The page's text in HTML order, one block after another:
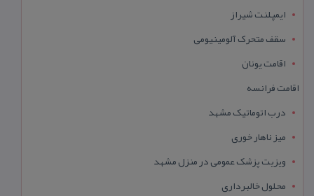
ایمپلنت شیراز
سقف متحرک آلومینیومی
اقامت یونان
اقامت فرانسه
درب اتوماتیک مشهد
میز ناهار خوری
ویزیت پزشک عمومی در منزل مشهد
محلول خالبرداری